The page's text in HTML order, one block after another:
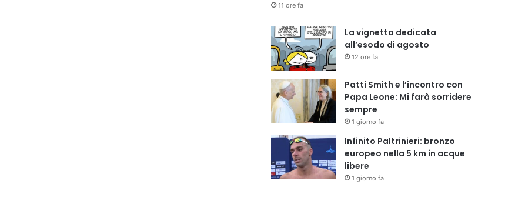
11 ore fa
La vignetta dedicata
all’esodo di agosto
12 ore fa
Patti Smith e l’incontro con
Papa Leone: Mi farà sorridere
sempre
1 giorno fa
Infinito Paltrinieri: bronzo
europeo nella 5 km in acque
libere
1 giorno fa